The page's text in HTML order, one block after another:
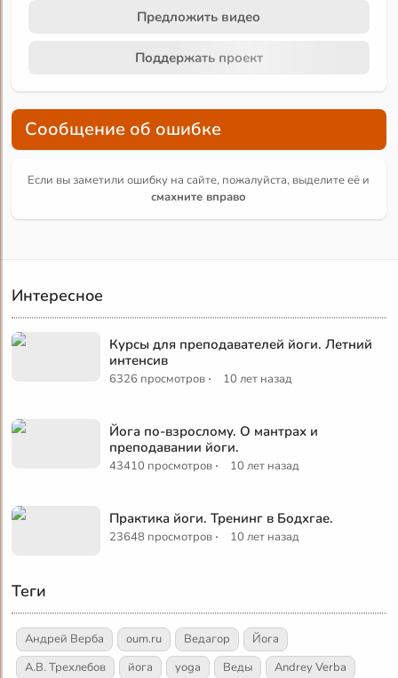
Предложить видео
Поддержать проект
Сообщение об ошибке
Если вы заметили ошибку на сайте, пожалуйста, выделите её и
смахните вправо
Интересное
Курсы для преподавателей йоги. Летний
интенсив
6326 просмотров · 10 лет назад
Йога по-взрослому. О мантрах и
преподавании йоги.
43410 просмотров · 10 лет назад
Практика йоги. Тренинг в Бодхгае.
23648 просмотров · 10 лет назад
Теги
Андрей Верба oum.ru Ведагор
Йога
А.В. Трехлебов
йога yoga Веды
Andrey Verba